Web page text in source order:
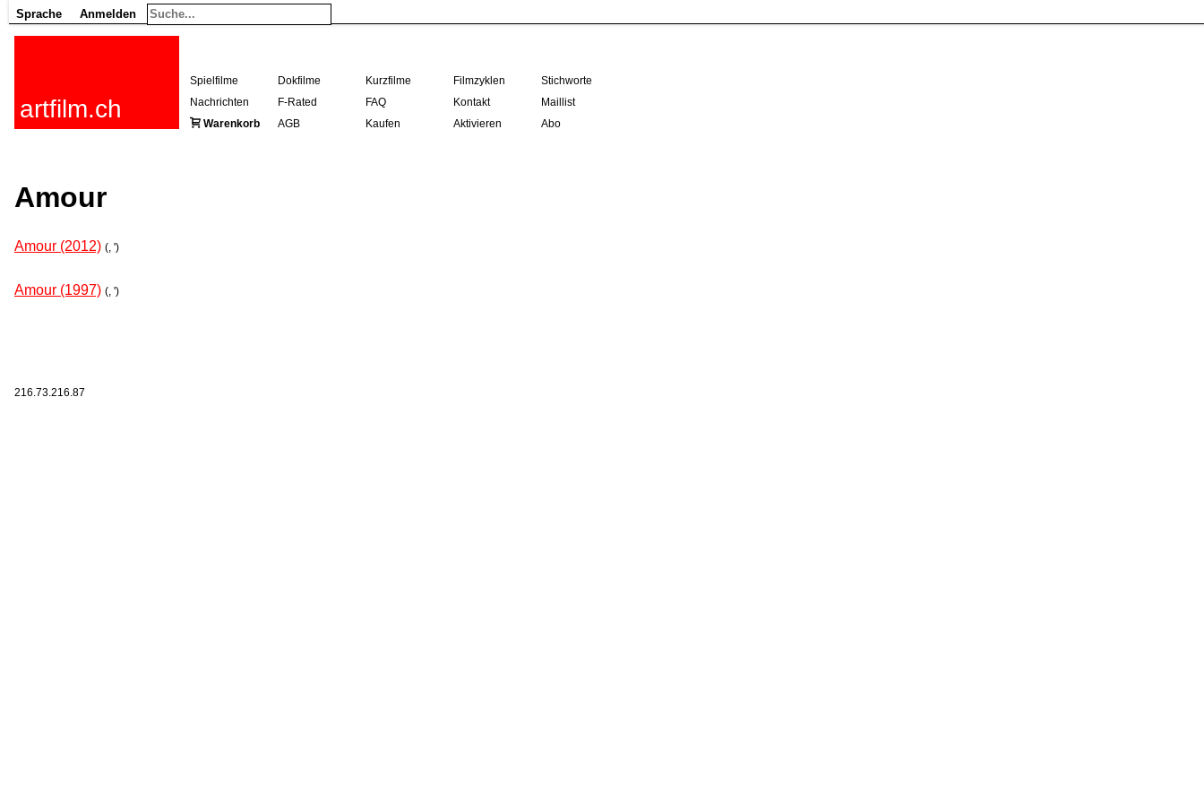
Sprache Anmelden
artfilm.ch
Spielfilme Dokfilme Kurzfilme Filmzyklen
Stichworte
Nachrichten
F-Rated FAQ Kontakt
Maillist
Warenkorb
AGB Kaufen Aktivieren Abo
Amour
Amour (2012) (, ')
Amour (1997) (, ')
216.73.216.87